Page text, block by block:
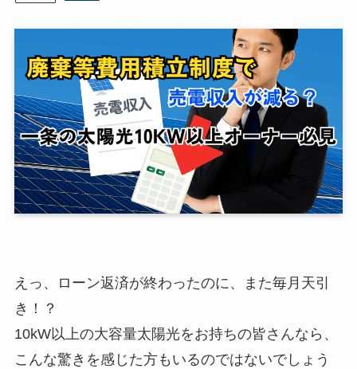
えっ、ローン返済が終わったのに、また毎月天引
き！？
10kW以上の大容量太陽光をお持ちの皆さんなら、
こんな驚きを感じた方もいるのではないでしょう